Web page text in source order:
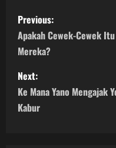
P
o
s
t
n
Previous:
Apakah Cewek-Cewek
Mereka?
Next:
Ke Mana Yano Mengajak
Kabur